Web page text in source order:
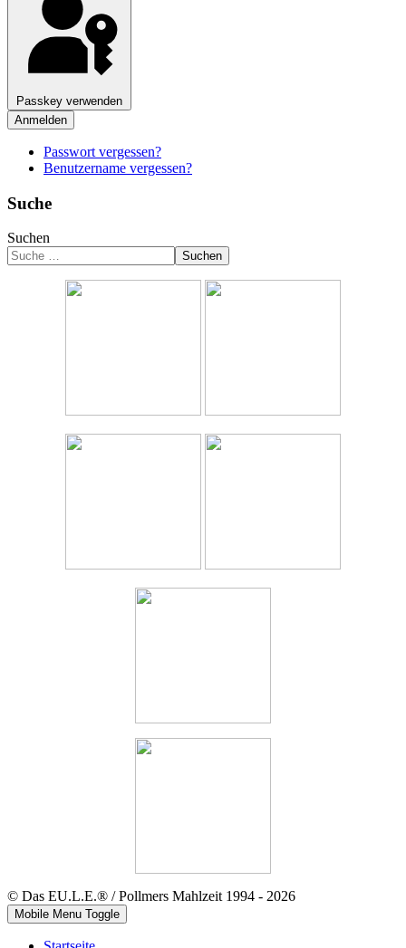
Passkey verwenden
Anmelden
Passwort vergessen?
Benutzername vergessen?
Suche
Suchen
Suchen
© Das EU.L.E.® / Pollmers Mahlzeit 1994 - 2026
Mobile Menu Toggle